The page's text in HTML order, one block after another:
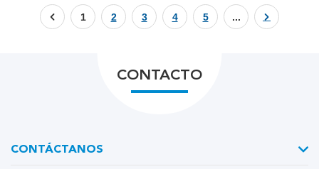
1 2 3 4 5 ...
CONTACTO
CONTÁCTANOS